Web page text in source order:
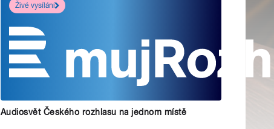
Živé vysílání
Audiosvět Českého rozhlasu na jednom místě